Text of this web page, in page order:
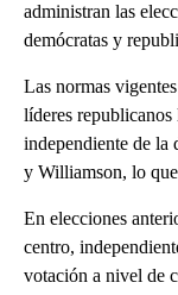
administran las
demócratas y
Las normas
líderes republicanos
independiente de la
y Williamson, lo
En elecciones
centro,
votación a nivel de